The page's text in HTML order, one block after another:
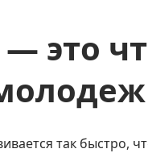
это
так быстро,